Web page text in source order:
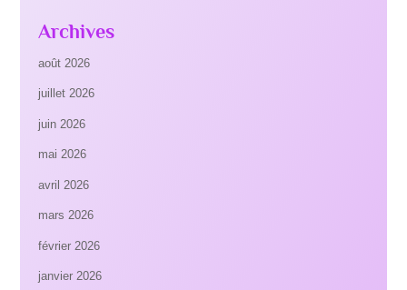
Archives
août 2026
juillet 2026
juin 2026
mai 2026
avril 2026
mars 2026
février 2026
janvier 2026